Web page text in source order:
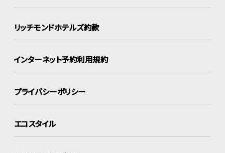
リッチモンドホテルズ約款
インターネット予約利用規約
プライバシーポリシー
エコスタイル